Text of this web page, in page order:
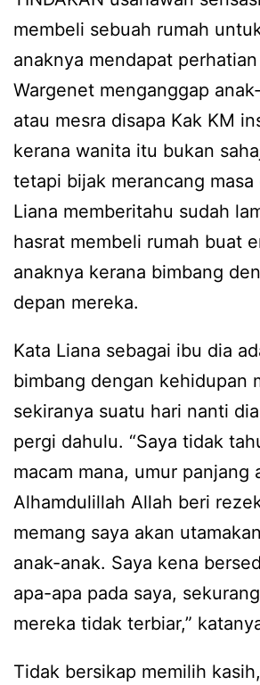
membeli sebuah rumah
anaknya mendapat perhatian
Wargenet menganggap
atau mesra disapa Kak KM
kerana wanita itu bukan
tetapi bijak merancang masa
Liana memberitahu sudah
hasrat membeli rumah buat
anaknya kerana bimbang
depan mereka.
Kata Liana sebagai ibu dia
bimbang dengan kehidupan
sekiranya suatu hari nanti
pergi dahulu. “Saya tidak
macam mana, umur panjang
Alhamdulillah Allah beri
memang saya akan
anak-anak. Saya kena
apa-apa pada saya,
mereka tidak terbiar,”
Tidak bersikap memilih